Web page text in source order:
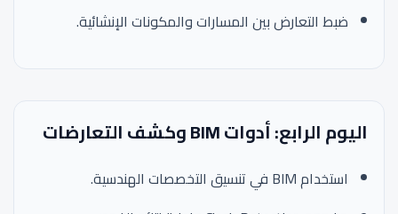
ضبط التعارض بين المسارات والمكونات الإنشائية.
اليوم الرابع: أدوات BIM وكشف التعارضات
استخدام BIM في تنسيق التخصصات الهندسية.